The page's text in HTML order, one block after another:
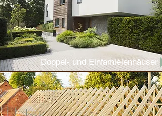
Doppel- und Einfamielenhäuser